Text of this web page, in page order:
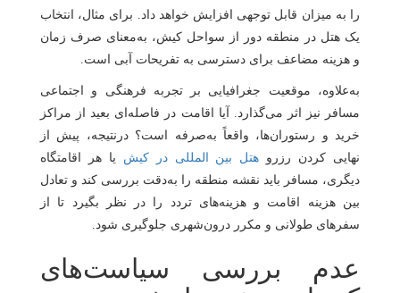
را به میزان قابل توجهی افزایش خواهد داد. برای مثال، انتخاب
یک هتل در منطقه دور از سواحل کیش، به‌معنای صرف زمان
و هزینه مضاعف برای دسترسی به تفریحات آبی است.
به‌علاوه، موقعیت جغرافیایی بر تجربه فرهنگی و اجتماعی
مسافر نیز اثر می‌گذارد. آیا اقامت در فاصله‌ای بعید از مراکز
خرید و رستوران‌ها، واقعاً به‌صرفه است؟ درنتیجه، پیش از
نهایی کردن رزرو هتل بین المللی در کیش یا هر اقامتگاه
دیگری، مسافر باید نقشه منطقه را به‌دقت بررسی کند و تعادل
بین هزینه اقامت و هزینه‌های تردد را در نظر بگیرد تا از
سفرهای طولانی و مکرر درون‌شهری جلوگیری شود.
عدم بررسی سیاست‌های